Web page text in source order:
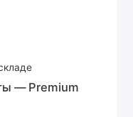
— Premium